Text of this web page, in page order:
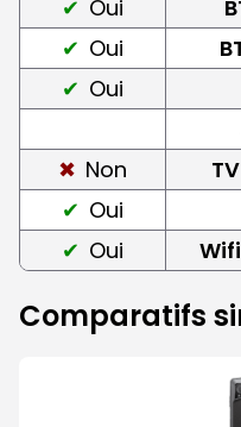
Oui
Oui
Oui
Non
Oui
Oui
Comparatifs